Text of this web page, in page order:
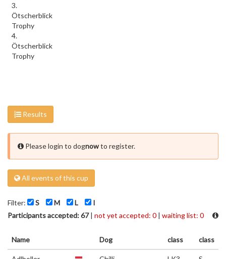
3.
Ötscherblick
Trophy
4.
Ötscherblick
Trophy
Results
Please login to dognowto register.
All events of this cup
Filter: S M L
I
Participants accepted: 67| not yet accepted: 0 | waiting list: 0
Name Dog class class